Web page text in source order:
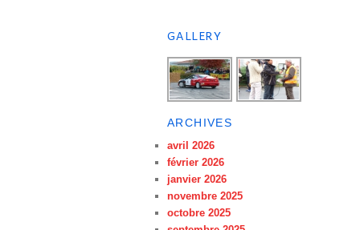
GALLERY
ARCHIVES
avril 2026
février 2026
janvier 2026
novembre 2025
octobre 2025